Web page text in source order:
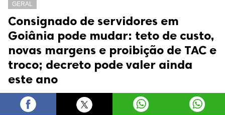
GERAL
Consignado de servidores em
Goiânia pode mudar: teto de custo,
novas margens e proibição de TAC e
troco; decreto pode valer ainda
este ano
Ladislau Pires
quinta-feira, 6 de agosto de 2026 às